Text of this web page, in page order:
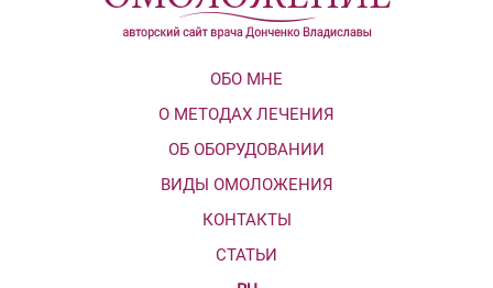
ОБО МНЕ
О МЕТОДАХ ЛЕЧЕНИЯ
ОБ ОБОРУДОВАНИИ
ВИДЫ ОМОЛОЖЕНИЯ
КОНТАКТЫ
СТАТЬИ